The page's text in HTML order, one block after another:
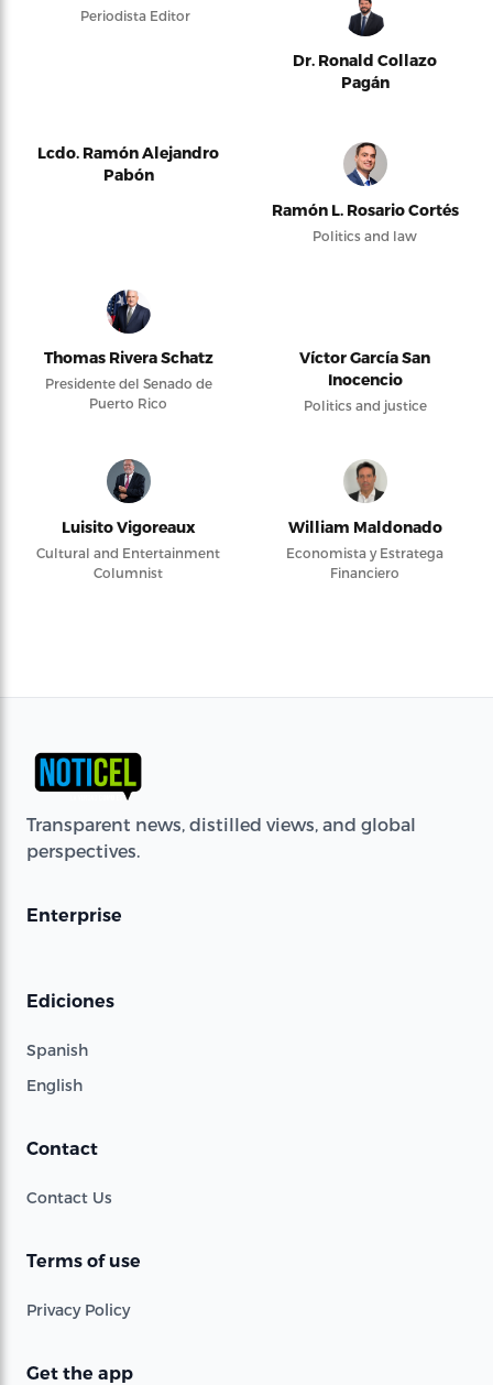
Periodista Editor
Dr. Ronald Collazo
Pagán
Lcdo. Ramón Alejandro
Pabón
Ramón L. Rosario Cortés
Politics and law
Thomas Rivera Schatz
Presidente del Senado de
Puerto Rico
Víctor García San
Inocencio
Politics and justice
Luisito Vigoreaux
Cultural and Entertainment
Columnist
William Maldonado
Economista y Estratega
Financiero
Transparent news, distilled views, and global
perspectives.
Enterprise
Ediciones
Spanish
English
Contact
Contact Us
Terms of use
Privacy Policy
Get the app